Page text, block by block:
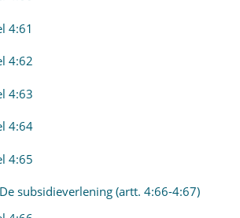
4:61
4:62
4:63
4:64
4:65
subsidieverlening (artt. 4:66-4:67)